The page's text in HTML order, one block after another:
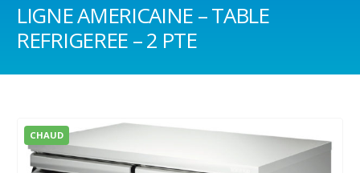
LIGNE AMERICAINE – TABLE
REFRIGEREE – 2 PTE
CHAUD